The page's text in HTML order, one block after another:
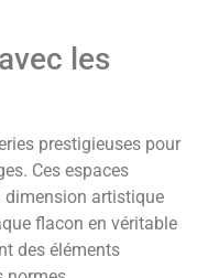
les
prestigieuses pour
Ces espaces
dimension artistique
flacon en véritable
des éléments